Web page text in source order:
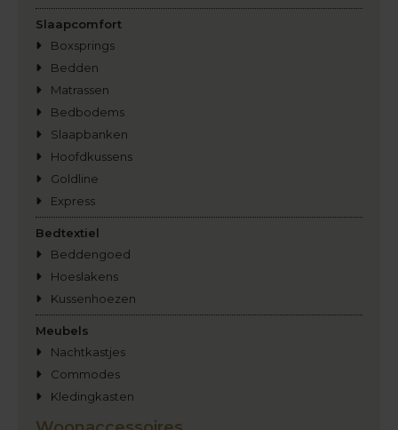
Slaapcomfort
Boxsprings
Bedden
Matrassen
Bedbodems
Slaapbanken
Hoofdkussens
Goldline
Express
Bedtextiel
Beddengoed
Hoeslakens
Kussenhoezen
Meubels
Nachtkastjes
Commodes
Kledingkasten